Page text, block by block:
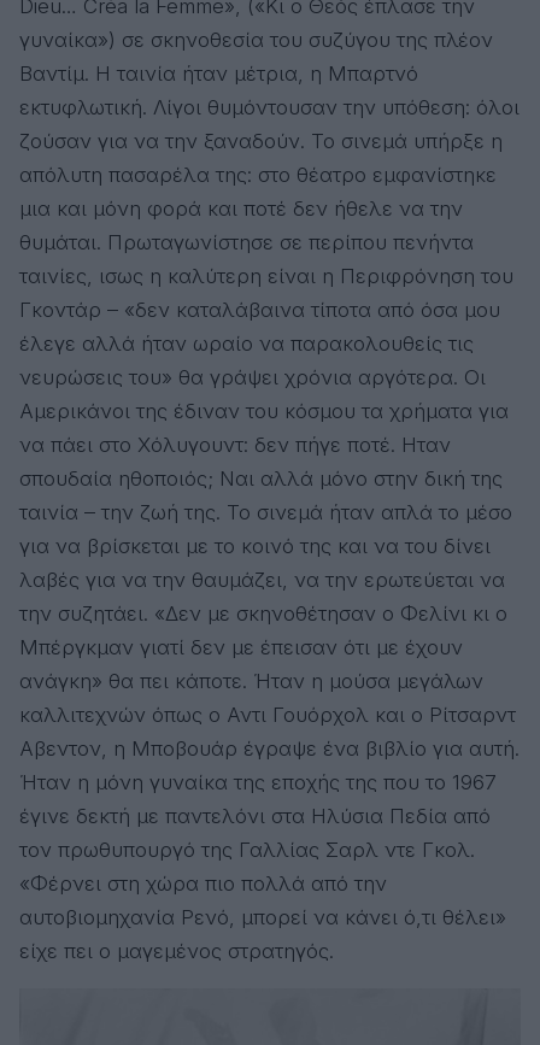
Dieu… Créa la Femme», («Κι ο Θεός έπλασε την
γυναίκα») σε σκηνοθεσία του συζύγου της πλέον
Βαντίμ. Η ταινία ήταν μέτρια, η Μπαρτνό
εκτυφλωτική. Λίγοι θυμόντουσαν την υπόθεση: όλοι
ζούσαν για να την ξαναδούν. Το σινεμά υπήρξε η
απόλυτη πασαρέλα της: στο θέατρο εμφανίστηκε
μια και μόνη φορά και ποτέ δεν ήθελε να την
θυμάται. Πρωταγωνίστησε σε περίπου πενήντα
ταινίες, ισως η καλύτερη είναι η Περιφρόνηση του
Γκοντάρ – «δεν καταλάβαινα τίποτα από όσα μου
έλεγε αλλά ήταν ωραίο να παρακολουθείς τις
νευρώσεις του» θα γράψει χρόνια αργότερα. Οι
Αμερικάνοι της έδιναν του κόσμου τα χρήματα για
να πάει στο Χόλυγουντ: δεν πήγε ποτέ. Ηταν
σπουδαία ηθοποιός; Ναι αλλά μόνο στην δική της
ταινία – την ζωή της. Το σινεμά ήταν απλά το μέσο
για να βρίσκεται με το κοινό της και να του δίνει
λαβές για να την θαυμάζει, να την ερωτεύεται να
την συζητάει. «Δεν με σκηνοθέτησαν ο Φελίνι κι ο
Μπέργκμαν γιατί δεν με έπεισαν ότι με έχουν
ανάγκη» θα πει κάποτε. Ήταν η μούσα μεγάλων
καλλιτεχνών όπως ο Αντι Γουόρχολ και ο Ρίτσαρντ
Αβεντον, η Μποβουάρ έγραψε ένα βιβλίο για αυτή.
Ήταν η μόνη γυναίκα της εποχής της που το 1967
έγινε δεκτή με παντελόνι στα Ηλύσια Πεδία από
τον πρωθυπουργό της Γαλλίας Σαρλ ντε Γκολ.
«Φέρνει στη χώρα πιο πολλά από την
αυτοβιομηχανία Ρενό, μπορεί να κάνει ό,τι θέλει»
είχε πει ο μαγεμένος στρατηγός.